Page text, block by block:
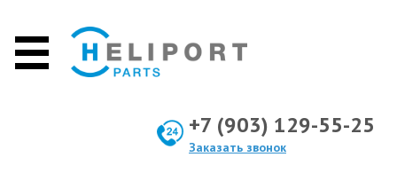
+7 (903) 129-55-25
Заказать звонок